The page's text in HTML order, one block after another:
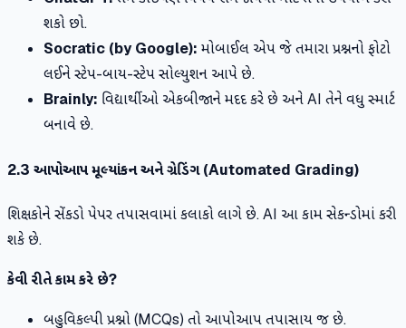
શકો છો.
Socratic (by Google): મોબાઈલ એપ જે તમારા પ્રશ્નનો ફોટો
લઈને સ્ટેપ-બાય-સ્ટેપ સોલ્યુશન આપે છે.
Brainly: વિદ્યાર્થીઓ એકબીજાને મદદ કરે છે અને AI તેને વધુ સ્માર્ટ
બનાવે છે.
2.3 આપોઆપ મૂલ્યાંકન અને ગ્રેડિંગ (Automated Grading)
શિક્ષકોને સેંકડો પેપર તપાસવામાં કલાકો લાગે છે. AI આ કામ સેકન્ડોમાં કરી
શકે છે.
કેવી રીતે કામ કરે છે?
બહુવિકલ્પી પ્રશ્નો (MCQs) તો આપોઆપ તપાસાય જ છે.